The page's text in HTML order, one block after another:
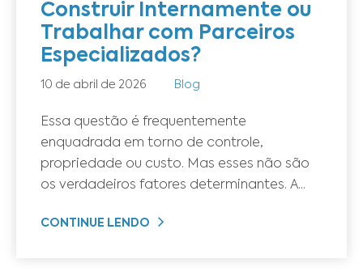
Construir Internamente ou
Trabalhar com Parceiros
Especializados?
10 de abril de 2026 Blog
Essa questão é frequentemente
enquadrada em torno de controle,
propriedade ou custo. Mas esses não são
os verdadeiros fatores determinantes. A...
CONTINUE LENDO